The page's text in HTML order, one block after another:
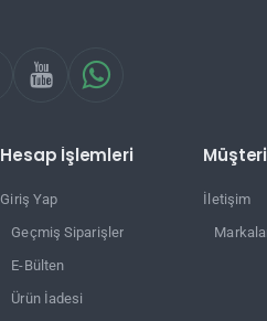
Hesap İşlemleri
Giriş Yap
Geçmiş Siparişler
E-Bülten
Ürün İadesi
İletişim